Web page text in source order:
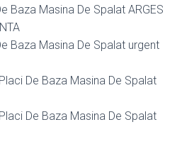
Baza Masina De Spalat ARGES
Baza Masina De Spalat urgent
De Baza Masina De Spalat
De Baza Masina De Spalat